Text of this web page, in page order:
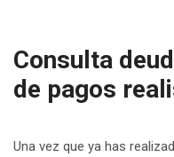
Consulta
de pagos
Una vez que ya has